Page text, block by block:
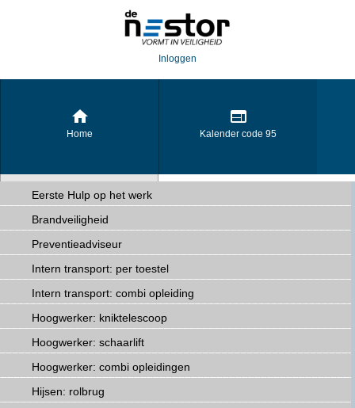
Inloggen
Home Kalender code 95
De Brandpreventiecoach
Eerste Hulp op het werk
Brandveiligheid
Preventieadviseur
Intern transport: per toestel
Intern transport: combi opleiding
Hoogwerker: kniktelescoop
Hoogwerker: schaarlift
Hoogwerker: combi opleidingen
Hijsen: rolbrug